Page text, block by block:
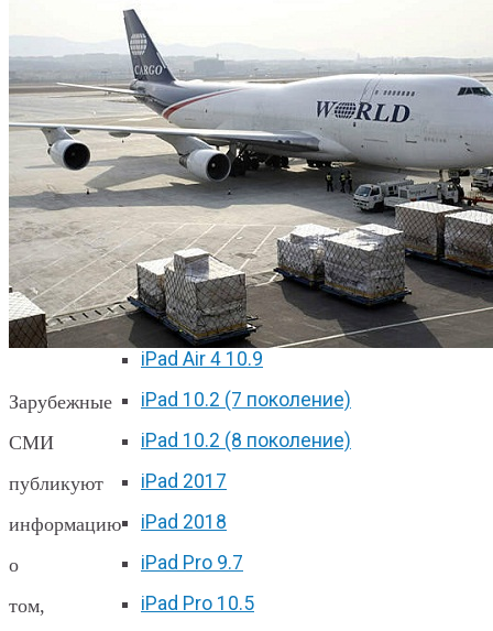
iPhone 12 Pro
iPhone 12 Pro Max
Ремонт iPad
iPad 2
iPad 3/4
iPad Air
iPad Air 2
iPad Air 3 10.5
iPad Air 4 10.9
iPad 10.2 (7 поколение)
iPad 10.2 (8 поколение)
iPad 2017
iPad 2018
iPad Pro 9.7
iPad Pro 10.5
Зарубежные
СМИ
публикуют
информацию
о
том,